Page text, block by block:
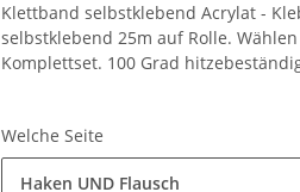
Klettband selbstklebend Acrylat -
selbstklebend 25m auf Rolle.
Komplettset. 100 Grad
Welche Seite
Haken UND Flausch